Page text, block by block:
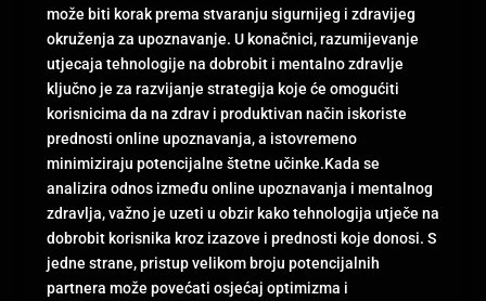
može biti korak prema stvaranju sigurnijeg i zdravijeg
okruženja za upoznavanje. U konačnici, razumijevanje
utjecaja tehnologije na dobrobit i mentalno zdravlje
ključno je za razvijanje strategija koje će omogućiti
korisnicima da na zdrav i produktivan način iskoriste
prednosti online upoznavanja, a istovremeno
minimiziraju potencijalne štetne učinke.Kada se
analizira odnos između online upoznavanja i mentalnog
zdravlja, važno je uzeti u obzir kako tehnologija utječe na
dobrobit korisnika kroz izazove i prednosti koje donosi. S
jedne strane, pristup velikom broju potencijalnih
partnera može povećati osjećaj optimizma i